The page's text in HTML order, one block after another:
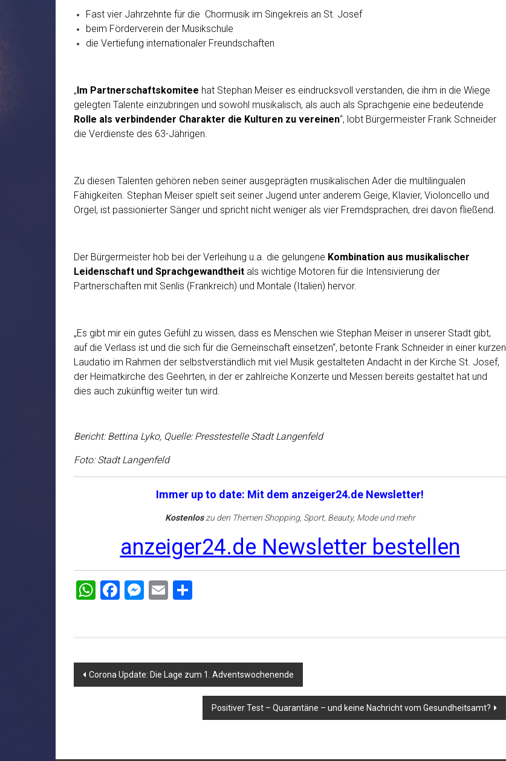
Fast vier Jahrzehnte für die Chormusik im Singekreis an St. Josef
beim Förderverein der Musikschule
die Vertiefung internationaler Freundschaften
„Im Partnerschaftskomitee hat Stephan Meiser es eindrucksvoll verstanden, die ihm in die Wiege
gelegten Talente einzubringen und sowohl musikalisch, als auch als Sprachgenie eine bedeutende
Rolle als verbindender Charakter die Kulturen zu vereinen“, lobt Bürgermeister Frank Schneider
die Verdienste des 63-Jährigen.
Zu diesen Talenten gehören neben seiner ausgeprägten musikalischen Ader die multilingualen
Fähigkeiten. Stephan Meiser spielt seit seiner Jugend unter anderem Geige, Klavier, Violoncello und
Orgel, ist passionierter Sänger und spricht nicht weniger als vier Fremdsprachen, drei davon fließend.
Der Bürgermeister hob bei der Verleihung u.a. die gelungene Kombination aus musikalischer
Leidenschaft und Sprachgewandtheit als wichtige Motoren für die Intensivierung der
Partnerschaften mit Senlis (Frankreich) und Montale (Italien) hervor.
„Es gibt mir ein gutes Gefühl zu wissen, dass es Menschen wie Stephan Meiser in unserer Stadt gibt,
auf die Verlass ist und die sich für die Gemeinschaft einsetzen“, betonte Frank Schneider in einer kurzen
Laudatio im Rahmen der selbstverständlich mit viel Musik gestalteten Andacht in der Kirche St. Josef,
der Heimatkirche des Geehrten, in der er zahlreiche Konzerte und Messen bereits gestaltet hat und
dies auch zukünftig weiter tun wird.
Bericht: Bettina Lyko, Quelle: Presstestelle Stadt Langenfeld
Foto: Stadt Langenfeld
Immer up to date: Mit dem anzeiger24.de Newsletter!
Kostenloszu den Themen Shopping, Sport, Beauty, Mode und mehr
anzeiger24.de Newsletter bestellen
WhatsApp
Facebook
Messenger
Email
Beitragsnavigation
Corona Update: Die Lage zum 1. Adventswochenende
Positiver Test – Quarantäne – und keine Nachricht vom Gesundheitsamt?